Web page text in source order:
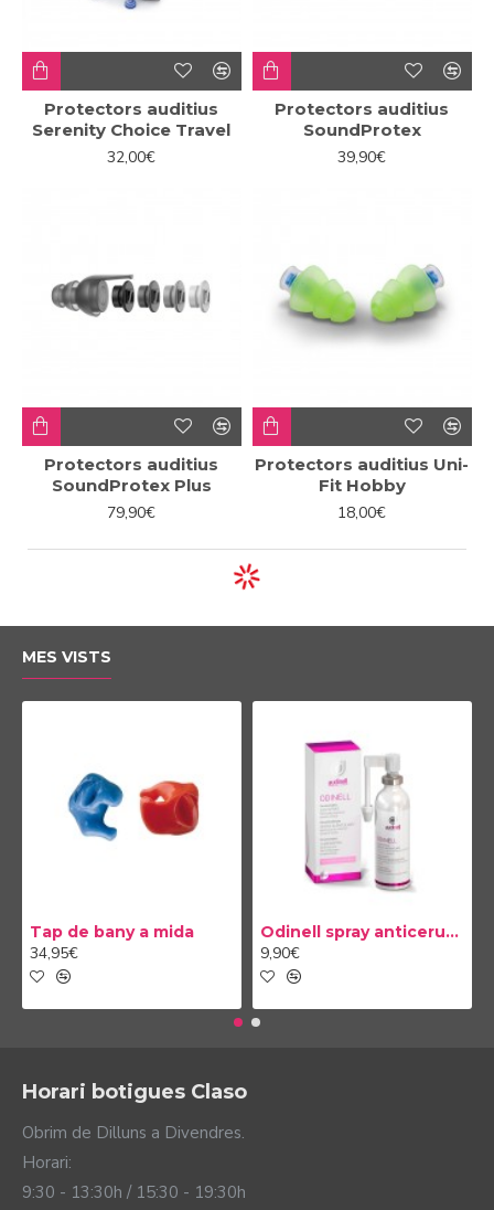
Protectors auditius
Serenity Choice Travel
32,00€
Protectors auditius
SoundProtex
39,90€
Protectors auditius
SoundProtex Plus
79,90€
Protectors auditius Uni-
Fit Hobby
18,00€
MES VISTS
Tap de bany a mida
34,95€
Odinell spray anticerumen 50ml
9,90€
Horari botigues Claso
Obrim de Dilluns a Divendres.
Horari:
9:30 - 13:30h / 15:30 - 19:30h